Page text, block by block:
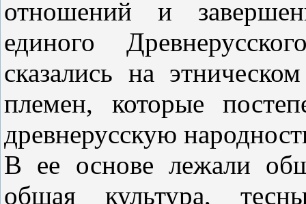
отношений и
единого
сказались на
племен, которые
древнерусскую
В ее основе лежали
общая культура,